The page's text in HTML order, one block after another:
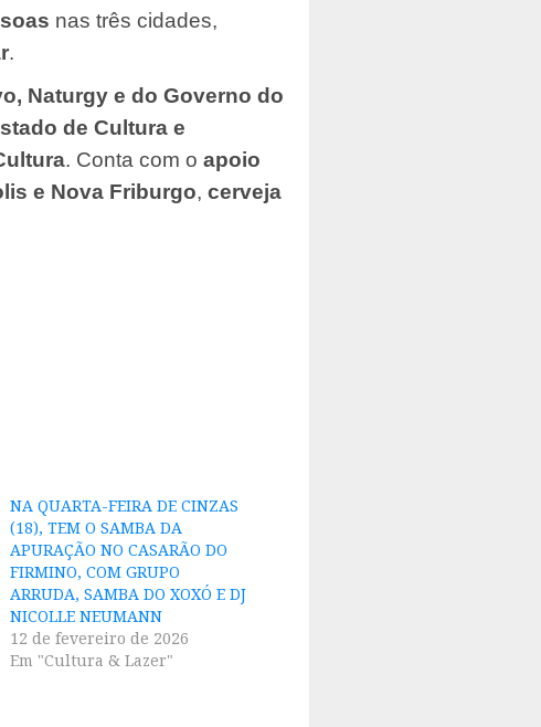
nas três cidades,
.
Naturgy e do Governo do
de Cultura e
. Conta com o apoio
e Nova Friburgo, cerveja
NA QUARTA-FEIRA DE CINZAS
(18), TEM O SAMBA DA
APURAÇÃO NO CASARÃO DO
FIRMINO, COM GRUPO
ARRUDA, SAMBA DO XOXÓ E DJ
NICOLLE NEUMANN
12 de fevereiro de 2026
Em "Cultura & Lazer"